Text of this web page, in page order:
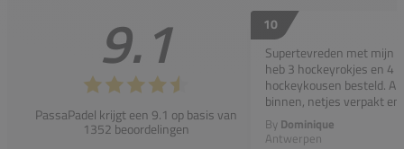
9.1
PassaPadel krijgt een 9.1 op basis van
1352 beoordelingen
10
Supertevreden met mijn
heb 3 hockeyrokjes en 4
hockeykousen besteld.
binnen, netjes verpakt
By Dominique
Antwerpen